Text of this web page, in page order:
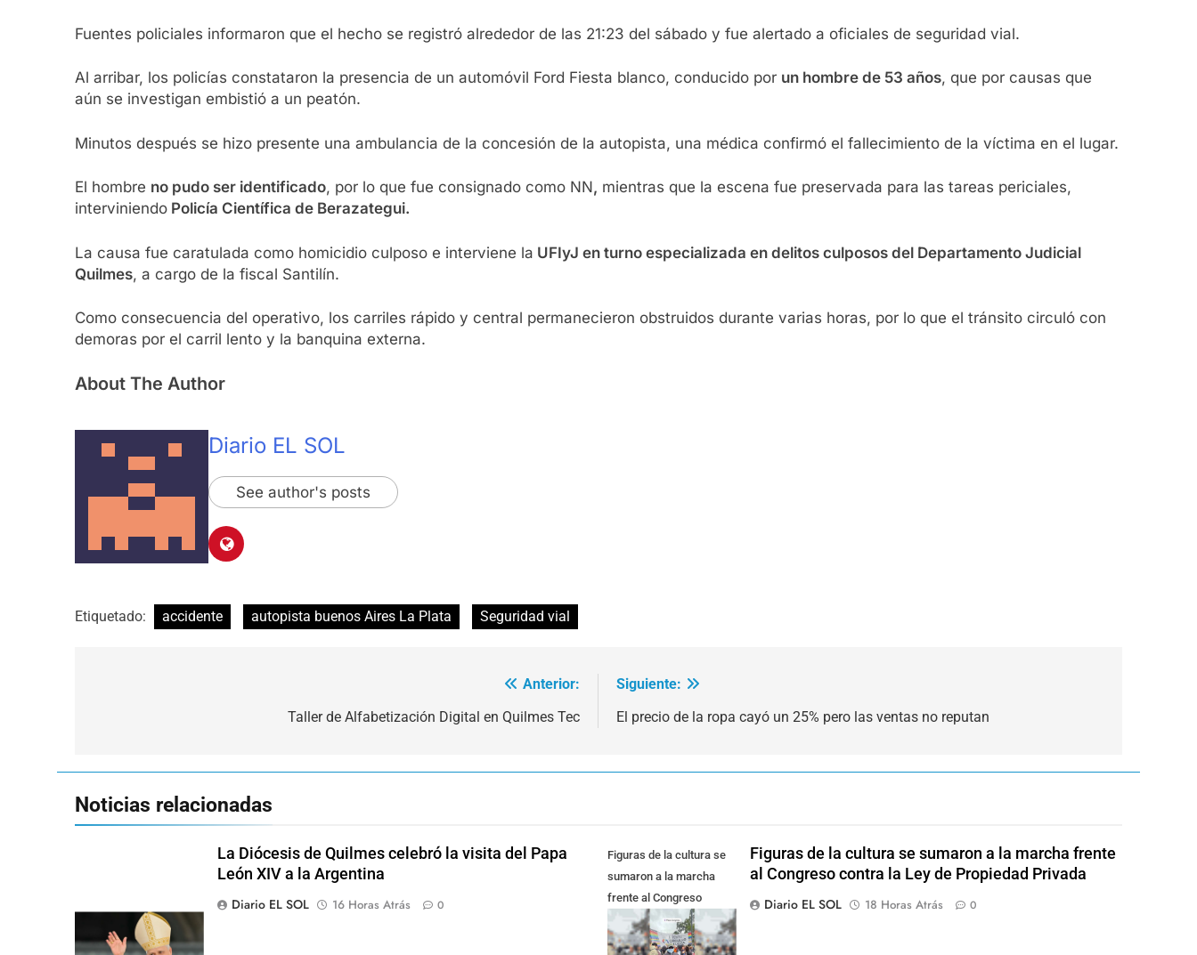
Fuentes policiales informaron que el hecho se registró alrededor de las 21:23 del sábado y fue alertado a oficiales de seguridad vial.
Al arribar, los policías constataron la presencia de un automóvil Ford Fiesta blanco, conducido por un hombre de 53 años, que por causas que
aún se investigan embistió a un peatón.
Minutos después se hizo presente una ambulancia de la concesión de la autopista, una médica confirmó el fallecimiento de la víctima en el lugar.
El hombre no pudo ser identificado, por lo que fue consignado como NN, mientras que la escena fue preservada para las tareas periciales,
interviniendo Policía Científica de Berazategui.
La causa fue caratulada como homicidio culposo e interviene la UFIyJ en turno especializada en delitos culposos del Departamento Judicial
Quilmes, a cargo de la fiscal Santilín.
Como consecuencia del operativo, los carriles rápido y central permanecieron obstruidos durante varias horas, por lo que el tránsito circuló con
demoras por el carril lento y la banquina externa.
About The Author
Diario EL SOL
See author's posts
Etiquetado: accidente autopista buenos Aires La Plata Seguridad vial
Anterior:
Taller de Alfabetización Digital en Quilmes Tec
Siguiente:
El precio de la ropa cayó un 25% pero las ventas no reputan
Noticias relacionadas
La Diócesis de Quilmes celebró la visita del Papa
León XIV a la Argentina
Diario EL SOL
16 Horas Atrás 0
Figuras de la cultura se
sumaron a la marcha
frente al Congreso
contra la Ley de
Propiedad Privada
Figuras de la cultura se sumaron a la marcha frente
al Congreso contra la Ley de Propiedad Privada
Diario EL SOL
18 Horas Atrás 0